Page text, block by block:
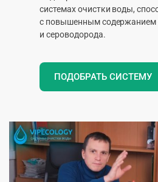
системах очистки воды,
с повышенным содержанием
и сероводорода.
ПОДОБРАТЬ СИСТЕМУ